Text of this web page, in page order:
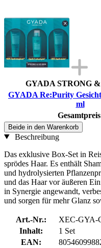
GYADA STRONG
GYADA Re:Purity
ml
Beide in den Warenkorb
Beschreibung
Das exklusive Box-Set in
sprödes Haar. Es enthält
und hydrolysierten
und das Haar vor äußeren
in Synergie angewandt,
und sorgen für mehr Glanz
Art.-Nr.:
XEC-GYA-
Inhalt:
1 Set
EAN: